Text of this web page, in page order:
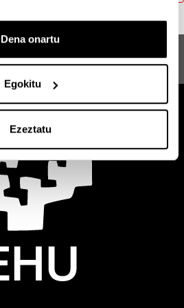
Dena onartu
Egokitu
Ezeztatu